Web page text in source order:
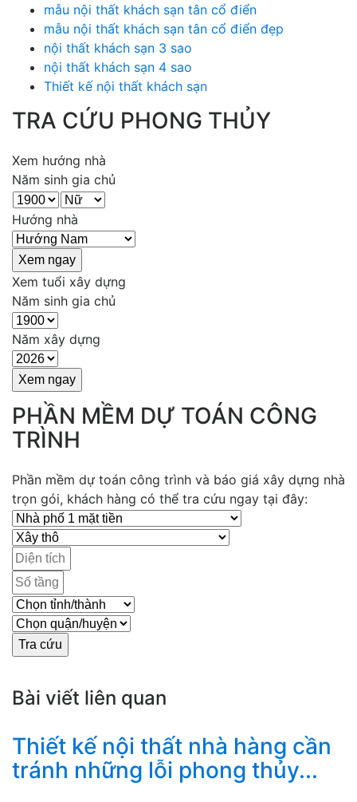
mẫu nội thất khách sạn tân cổ điển
mẫu nội thất khách sạn tân cổ điển đẹp
nội thất khách sạn 3 sao
nội thất khách sạn 4 sao
Thiết kế nội thất khách sạn
TRA CỨU PHONG THỦY
Xem hướng nhà
Năm sinh gia chủ
Hướng nhà
Xem tuổi xây dựng
Năm sinh gia chủ
Năm xây dựng
PHẦN MỀM DỰ TOÁN CÔNG
TRÌNH
Phần mềm dự toán công trình và báo giá xây dựng nhà
trọn gói, khách hàng có thể tra cứu ngay tại đây:
Bài viết liên quan
Thiết kế nội thất nhà hàng cần
tránh những lỗi phong thủy...